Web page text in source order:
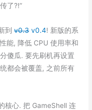
了?!”
到v0.3 v0.4! 新版的系
能, 降低 CPU 使用率和
傻瓜. 要先刷机再设置
都会被覆盖, 之前所有
核心. 把 GameShell 连